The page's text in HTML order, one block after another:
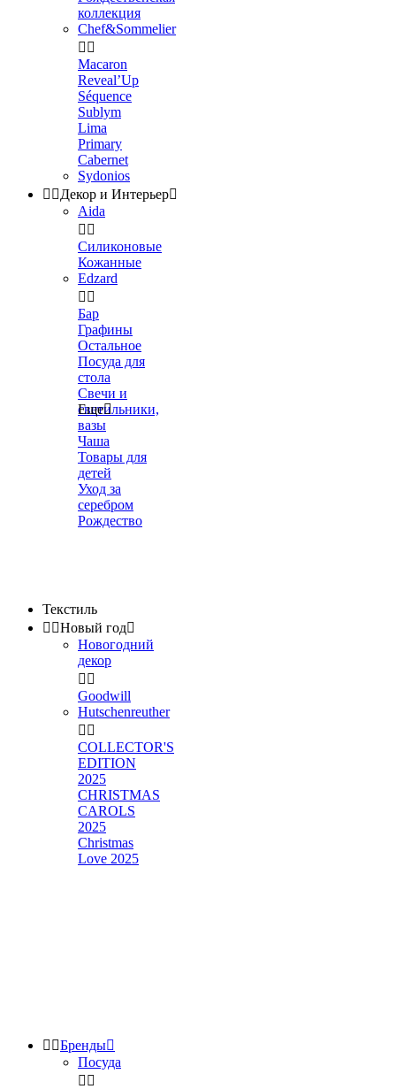
коллекция
Chef&Sommelier
 
Macaron
Reveal’Up
Séquence
Sublym
Lima
Primary
Cabernet
Sydonios
 Декор и Интерьер
Aida
 
Силиконовые
Кожанные
Edzard
 
Бар
Графины
Остальное
Посуда для
стола
Свечи и
светильники,
вазы
Чаша
Товары для
детей
Уход за
серебром
Рождество
Еще
Текстиль
 Новый год
Новогодний
декор
 
Goodwill
Hutschenreuther
 
COLLECTOR'S
EDITION
2025
CHRISTMAS
CAROLS
2025
Christmas
Love 2025
 Бренды
Посуда
 